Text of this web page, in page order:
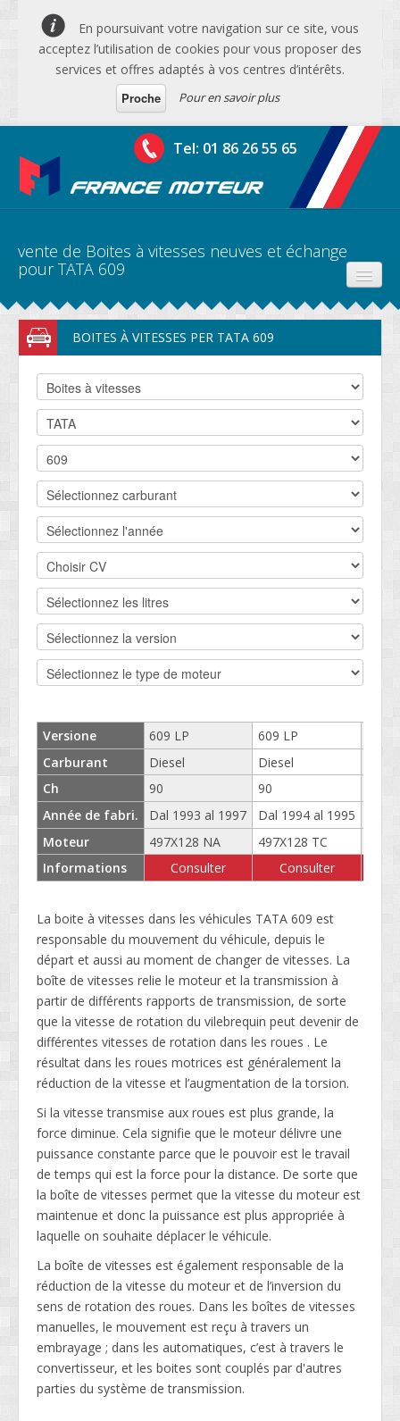
En poursuivant votre navigation sur ce site, vous
acceptez l’utilisation de cookies pour vous proposer des
services et offres adaptés à vos centres d’intérêts.
Proche
Pour en savoir plus
Tel: 01 86 26 55 65
vente de Boites à vitesses neuves et échange
pour TATA 609
PRODUITS
DEVIS BV
CONTACT
SOCIETÉ
SERVICE CLIENTS
CONDITIONS
BOITES À VITESSES PER TATA 609
Versione
Carburant
Ch
Année de fabri.
Moteur
Informations
609 LP
Diesel
90
Dal 1993 al 1997
497X128 NA
Consulter
609 LP
Diesel
90
Dal 1994 al 1995
497X128 TC
Consulter
La boite à vitesses dans les véhicules TATA 609 est
responsable du mouvement du véhicule, depuis le
départ et aussi au moment de changer de vitesses. La
boîte de vitesses relie le moteur et la transmission à
partir de différents rapports de transmission, de sorte
que la vitesse de rotation du vilebrequin peut devenir de
différentes vitesses de rotation dans les roues . Le
résultat dans les roues motrices est généralement la
réduction de la vitesse et l’augmentation de la torsion.
Si la vitesse transmise aux roues est plus grande, la
force diminue. Cela signifie que le moteur délivre une
puissance constante parce que le pouvoir est le travail
de temps qui est la force pour la distance. De sorte que
la boîte de vitesses permet que la vitesse du moteur est
maintenue et donc la puissance est plus appropriée à
laquelle on souhaite déplacer le véhicule.
La boîte de vitesses est également responsable de la
réduction de la vitesse du moteur et de l’inversion du
sens de rotation des roues. Dans les boîtes de vitesses
manuelles, le mouvement est reçu à travers un
embrayage ; dans les automatiques, c’est à travers le
convertisseur, et les boites sont couplés par d'autres
parties du système de transmission.